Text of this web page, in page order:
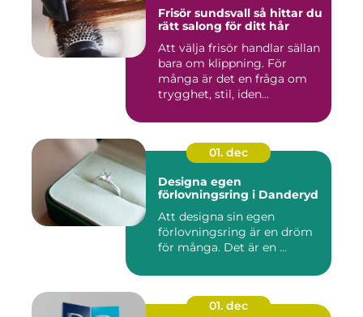
Frisör sundsvall så hittar du
rätt salong för ditt hår
Att välja frisör handlar sällan
bara om klippning. För
många är det en fråga om
trygghet, stil, iden...
01. dec
Designa egen
förlovningsring i Danderyd
Att designa sin egen
förlovningsring är en dröm
för många. Det är en ...
01. dec